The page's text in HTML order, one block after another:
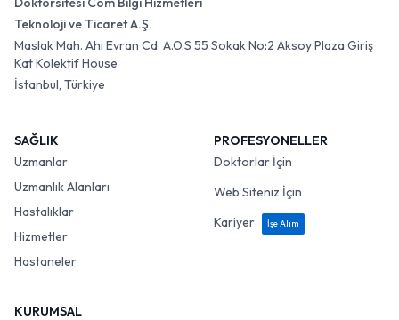
Teknoloji ve Ticaret A.Ş.
Maslak Mah. Ahi Evran Cd. A.O.S 55 Sokak No:2 Aksoy Plaza Giriş
Kat Kolektif House
İstanbul, Türkiye
SAĞLIK
Uzmanlar
Uzmanlık Alanları
Hastalıklar
Hizmetler
Hastaneler
PROFESYONELLER
Doktorlar İçin
Web Siteniz İçin
Kariyer
İşe Alım
KURUMSAL